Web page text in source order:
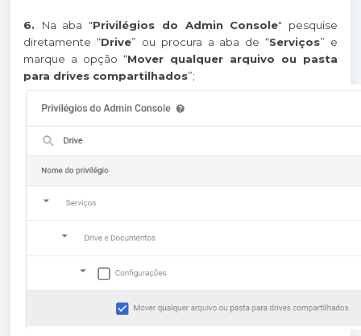
6. Na aba "Privilégios do Admin Console" pesquise
diretamente “Drive” ou procura a aba de “Serviços” e
marque a opção “Mover qualquer arquivo ou pasta
para drives compartilhados”;